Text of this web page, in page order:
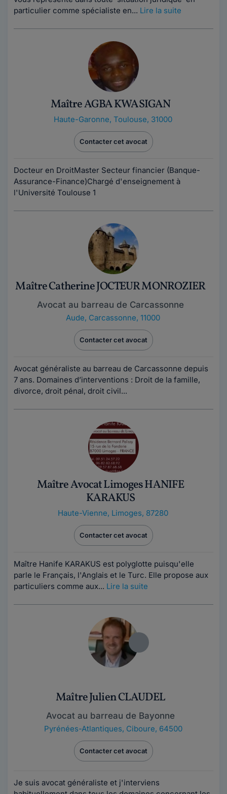
particulier comme spécialiste en... Lire la suite
Maître AGBA KWASIGAN
Haute-Garonne, Toulouse, 31000
Contacter cet avocat
Docteur en DroitMaster Secteur financier (Banque-
Assurance-Finance)Chargé d'enseignement à
l'Université Toulouse 1
Maître Catherine JOCTEUR MONROZIER
Avocat au barreau de Carcassonne
Aude, Carcassonne, 11000
Contacter cet avocat
Avocat généraliste au barreau de Carcassonne depuis
7 ans. Domaines d’interventions : Droit de la famille,
divorce, droit pénal, droit civil...
Maître Avocat Limoges HANIFE
KARAKUS
Haute-Vienne, Limoges, 87280
Contacter cet avocat
Maître Hanife KARAKUS est polyglotte puisqu'elle
parle le Français, l'Anglais et le Turc. Elle propose aux
particuliers comme aux... Lire la suite
Maître Julien CLAUDEL
Avocat au barreau de Bayonne
Pyrénées-Atlantiques, Ciboure, 64500
Contacter cet avocat
Je suis avocat généraliste et j'interviens